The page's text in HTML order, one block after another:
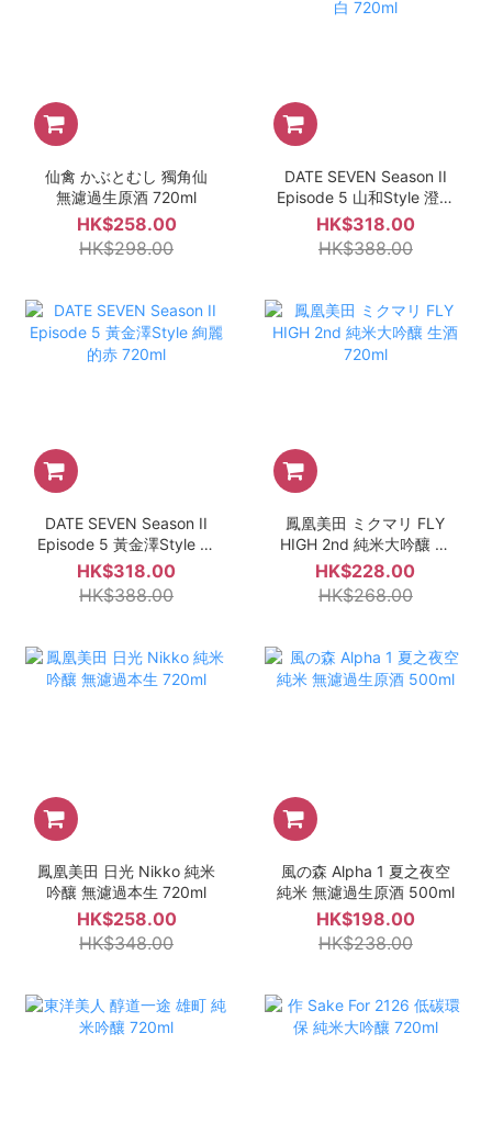
仙禽 かぶとむし 獨角仙
無濾過生原酒 720ml
HK$258.00
HK$298.00
DATE SEVEN Season II
Episode 5 山和Style 澄淨
的白 720ml
HK$318.00
HK$388.00
DATE SEVEN Season II
Episode 5 黃金澤Style 絢
麗的赤 720ml
HK$318.00
HK$388.00
鳳凰美田 ミクマリ FLY
HIGH 2nd 純米大吟釀 生
酒 720ml
HK$228.00
HK$268.00
鳳凰美田 日光 Nikko 純米
吟釀 無濾過本生 720ml
HK$258.00
HK$348.00
風の森 Alpha 1 夏之夜空
純米 無濾過生原酒 500ml
HK$198.00
HK$238.00